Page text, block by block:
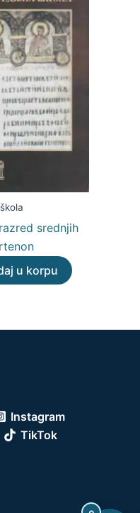
srednjih
u korpu
Instagram
TikTok